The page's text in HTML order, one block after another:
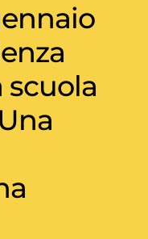
scuola